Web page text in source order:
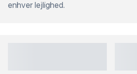
enhver lejlighed.